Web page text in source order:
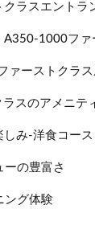
ラスエントラ
A350-1000ファ
ァーストクラ
スのアメニテ
み-洋食コー
ーの豊富さ
ング体験